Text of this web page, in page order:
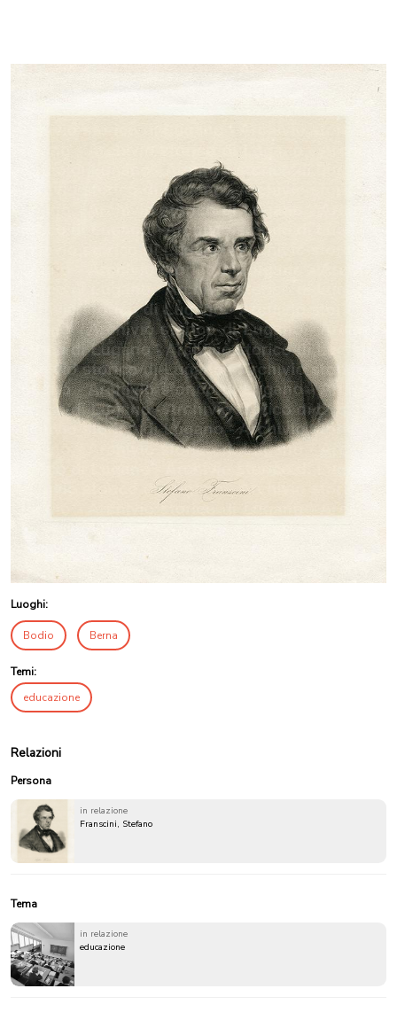
Luoghi:
Bodio Berna
Temi:
educazione
Relazioni
Persona
in relazione
Franscini, Stefano
Tema
in relazione
educazione